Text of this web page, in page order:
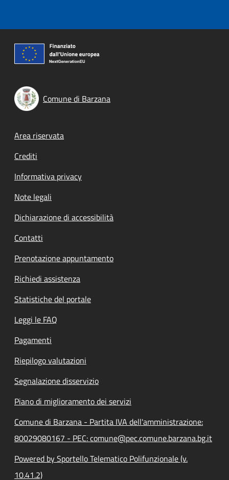
Comune di Barzana
Footer menu
Area riservata
Crediti
Informativa privacy
Note legali
Dichiarazione di accessibilità
Contatti
Prenotazione appuntamento
Richiedi assistenza
Statistiche del portale
Leggi le FAQ
Pagamenti
Riepilogo valutazioni
Segnalazione disservizio
Piano di miglioramento dei servizi
Comune di Barzana - Partita IVA dell'amministrazione:
80029080167 - PEC: comune@pec.comune.barzana.bg.it
Powered by Sportello Telematico Polifunzionale (v.
10.41.2)